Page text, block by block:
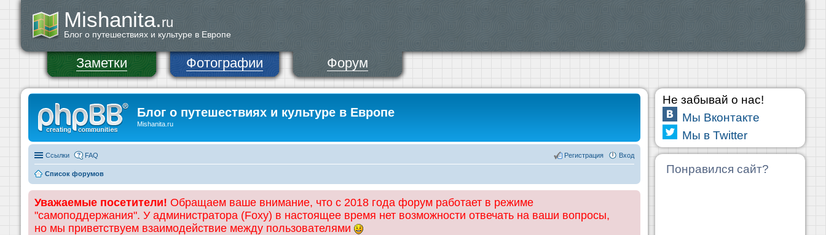
Mishanita.ru
Блог о путешествиях и культуре в Европе
Заметки Фотографии Форум
Блог о путешествиях и культуре в Европе
Mishanita.ru
Ссылки FAQ Вход
Регистрация
Список форумов
Уважаемые посетители! Обращаем ваше внимание, что с 2018 года форум работает в режиме
"самоподдержания". У администратора (Foxy) в настоящее время нет возможности отвечать на ваши вопросы,
но мы приветствуем взаимодействие между пользователями
Не забывай о нас!
Мы Вконтакте
Мы в Twitter
Понравился сайт?